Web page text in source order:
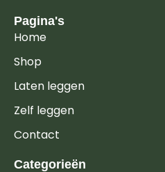
Pagina's
Home
Shop
Laten leggen
Zelf leggen
Contact
Categorieën